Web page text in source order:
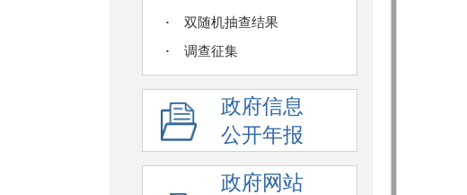
双随机抽查结果
调查征集
政府信息
公开年报
政府网站